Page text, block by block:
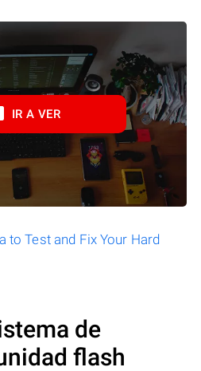
IR A VER
to Test and Fix Your Hard
de
flash